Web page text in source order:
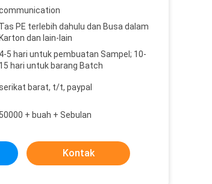
Tas PE terlebih dahulu dan Busa dalam
Karton dan lain-lain
4-5 hari untuk pembuatan Sampel; 10-
15 hari untuk barang Batch
barat, t/t, paypal
50000 + buah + Sebulan
Kontak